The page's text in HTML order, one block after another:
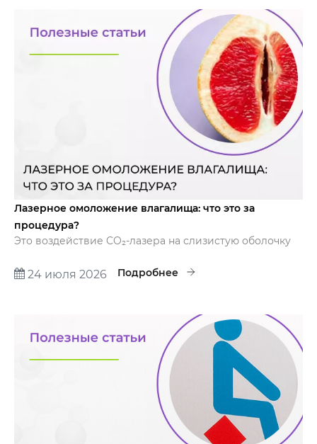
Лазерное омоложение влагалища: что это за
процедура?
Это воздействие CO₂-лазера на слизистую оболочку
процедуры, потому что им кажется, что это будет
24 июля 2026 Подробнее